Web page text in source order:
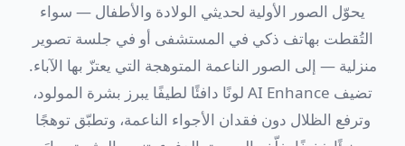
يحوّل الصور الأولية لحديثي الولادة والأطفال — سواء
التُقطت بهاتف ذكي في المستشفى أو في جلسة تصوير
منزلية — إلى الصور الناعمة المتوهجة التي يعتزّ بها الآباء.
تضيف AI Enhance لونًا دافئًا لطيفًا يبرز بشرة المولود،
وترفع الظلال دون فقدان الأجواء الناعمة، وتطبّق توهجًا